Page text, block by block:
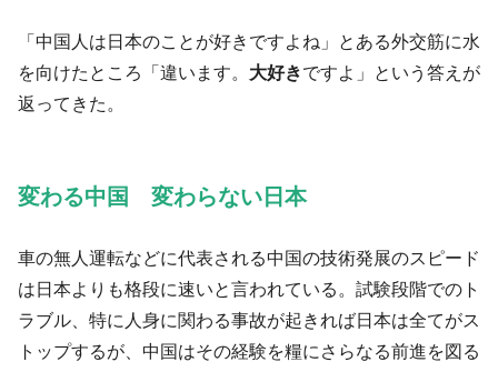
「中国人は日本のことが好きですよね」とある外交筋に水
を向けたところ「違います。 大好きですよ」という答えが
返ってきた。
変わる中国 変わらない日本
車の無人運転などに代表される中国の技術発展のスピード
は日本よりも格段に速いと言われている。試験段階でのト
ラブル、特に人身に関わる事故が起きれば日本は全てがス
トップするが、中国はその経験を糧にさらなる前進を図る